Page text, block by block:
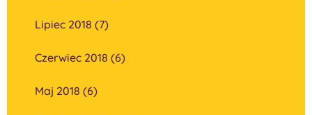
Lipiec 2018 (7)
Czerwiec 2018 (6)
Maj 2018 (6)